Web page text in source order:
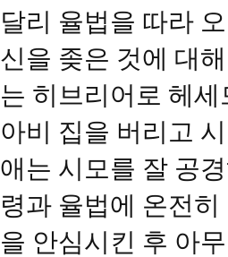
달리 율법을 따라
신을 좆은 것에 대
는 히브리어로 헤
아비 집을 버리고
애는 시모를 잘 공
령과 율법에 온전
을 안심시킨 후 아